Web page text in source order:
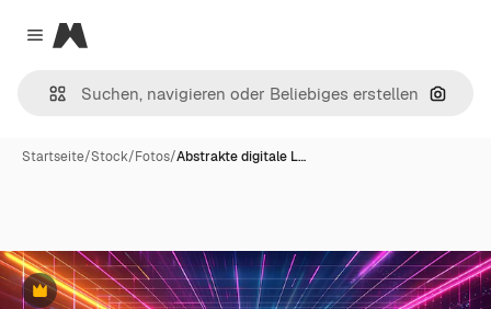
Close menu
Magnific
Nach
Startseite/Stock/Fotos/Abstrakte digitale L…
Premium